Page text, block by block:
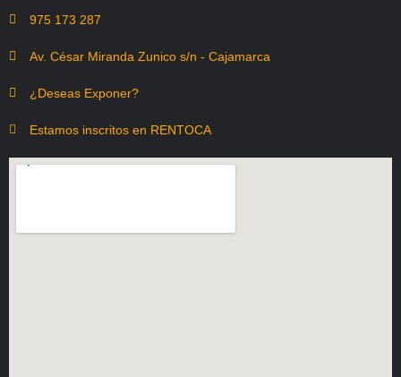
975 173 287
Av. César Miranda Zunico s/n - Cajamarca
¿Deseas Exponer?
Estamos inscritos en RENTOCA